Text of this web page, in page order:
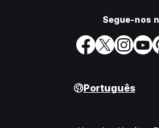
Segue-nos
Português